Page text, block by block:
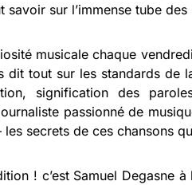
savoir sur l’immense tube
musicale chaque
dit tout sur les standards de
signification des
passionné de
les secrets de ces chansons
! c’est Samuel Degasne